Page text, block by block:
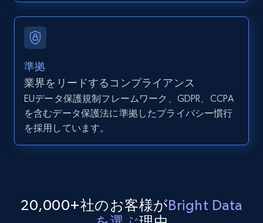
11.3K+
LinkedIn posts - Discover posts by Profile
URL
URL, ID, User id, Use url, Title, Headline, Post
text, Date posted, and more.
LinkedIn posts - Discover new posts
準拠
業界をリードするコンプライアンス
EUデータ保護規制フレームワーク、GDPR、CCPA
を含むデータ保護法に準拠したプライバシー慣行
を採用しています。
20,000+社のお客様がBright Data